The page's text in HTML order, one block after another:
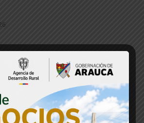
los resultados del
Departamental de Folclor y
Juegos del Magisterio